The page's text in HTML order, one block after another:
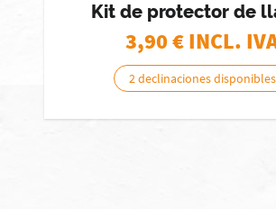
Kit de protector de
3,90€ INCL.
2 declinaciones disponibles